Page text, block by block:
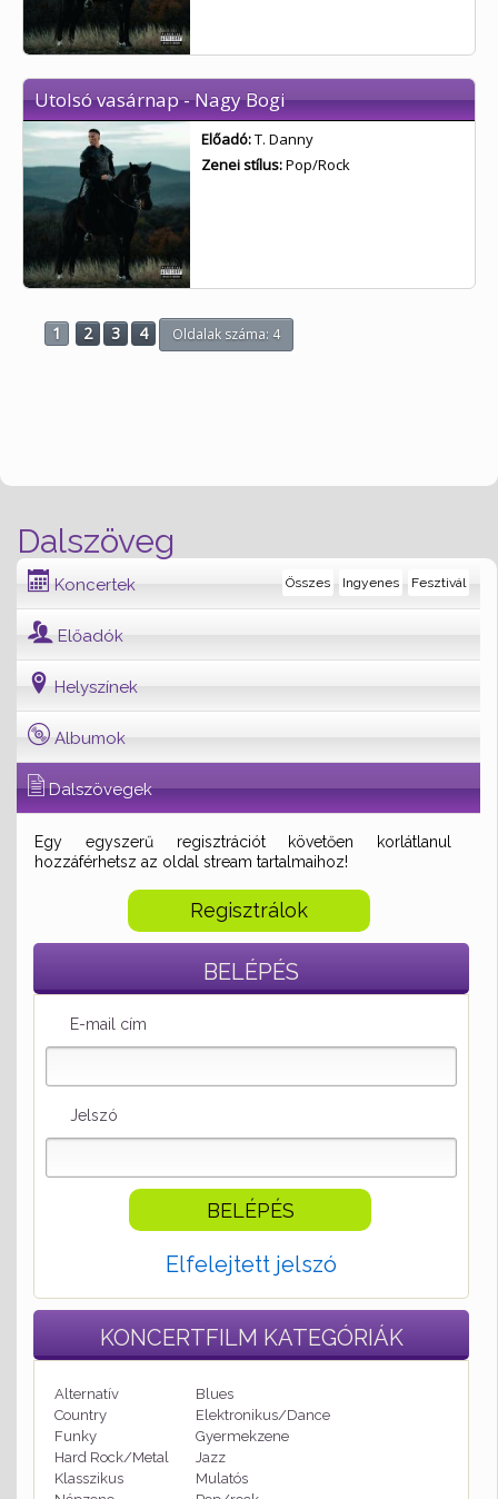
Dalszöveg
Koncertek Fesztivál
Ingyenes
Összes
Előadók
Helyszínek
Albumok
Dalszövegek
Egy egyszerű regisztrációt követően korlátlanul
hozzáférhetsz az oldal stream tartalmaihoz!
Regisztrálok
BELÉPÉS
E-mail cím
Jelszó
Elfelejtett jelszó
KONCERTFILM KATEGÓRIÁK
Alternatív
Blues
Country
Elektronikus/Dance
Funky
Gyermekzene
Hard Rock/Metal
Jazz
Klasszikus
Mulatós
Utolsó vasárnap - Nagy Bogi
Előadó:T. Danny
Zenei stílus:Pop/Rock
1 2 3 4 Oldalak száma: 4